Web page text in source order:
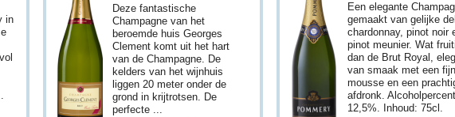
in
Deze fantastische
Champagne van het
beroemde huis Georges
Clement komt uit het hart
van de Champagne. De
kelders van het wijnhuis
liggen 20 meter onder de
grond in krijtrotsen. De
perfecte ...
Een elegante
gemaakt van gelijke
chardonnay, pinot noir
pinot meunier. Wat
dan de Brut Royal,
van smaak met een
mousse en een
afdronk.
12,5%. Inhoud: 75cl.